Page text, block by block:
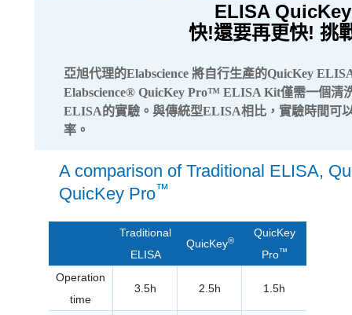
ELISA
快!還要再更快! 挑
亞旭代理的Elabscience 將自行生產的QuicKey
Elabscience® QuicKey Pro™ ELISA Kit僅需一個清
ELISA的實驗。與傳統型ELISA相比，實驗時間可
率。
A comparison of Traditional ELISA,
QuicKey Pro™
Traditional
ELISA
QuicKey®
QuicKey
Pro™
Operation
time
3.5h 2.5h 1.5h